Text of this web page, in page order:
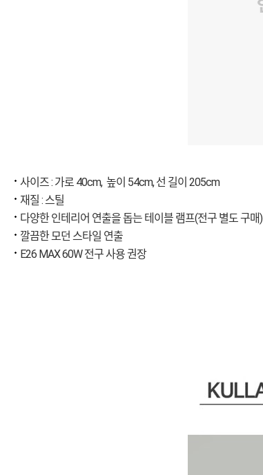
사이즈 : 가로 40cm, 높이 54cm, 선 길이 205cm
재질 : 스틸
다양한 인테리어 연출을 돕는 테이블 램프(전구 별도 구매)
깔끔한 모던 스타일 연출
E26 MAX 60W 전구 사용 권장